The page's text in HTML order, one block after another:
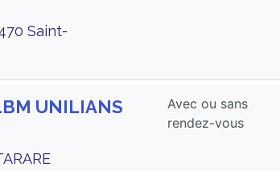
Saint-
UNILIANS
Avec ou sans
rendez-vous